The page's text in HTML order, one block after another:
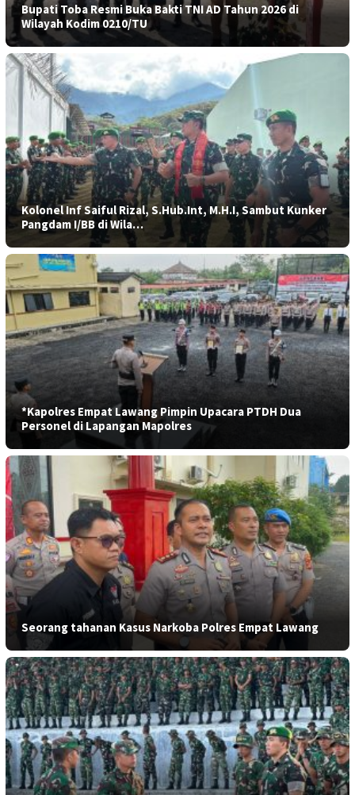
Bupati Toba Resmi Buka Bakti TNI AD Tahun 2026 di
Wilayah Kodim 0210/TU
Kolonel Inf Saiful Rizal, S.Hub.Int, M.H.I, Sambut Kunker
Pangdam I/BB di Wila…
*Kapolres Empat Lawang Pimpin Upacara PTDH Dua
Personel di Lapangan Mapolres
Seorang tahanan Kasus Narkoba Polres Empat Lawang